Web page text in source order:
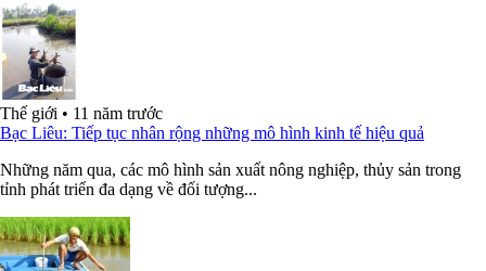
Thế giới • 11 năm trước
Bạc Liêu: Tiếp tục nhân rộng những mô hình kinh tế hiệu quả
Những năm qua, các mô hình sản xuất nông nghiệp, thủy sản trong
tỉnh phát triển đa dạng về đối tượng...